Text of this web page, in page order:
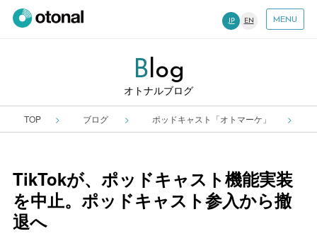
JP EN MENU
BLog
オトナルブログ
TOP ブログ ポッドキャスト「オトマーケ」
TikTokが、ポッドキャスト機能実装
を中止。ポッドキャスト参入から撤
退へ